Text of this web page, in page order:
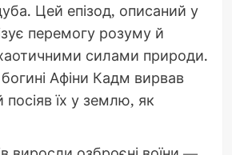
Цей епізод, описаний у
перемогу розуму й
силами природи.
Афіни Кадм вирвав
їх у землю, як